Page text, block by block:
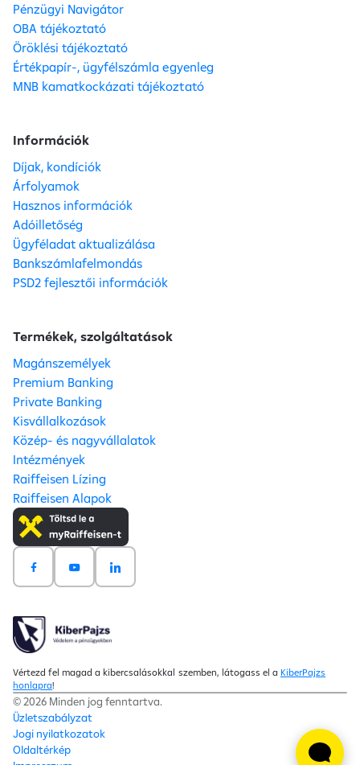
Pénzügyi Navigátor
OBA tájékoztató
Öröklési tájékoztató
Értékpapír-, ügyfélszámla egyenleg
MNB kamatkockázati tájékoztató
Információk
Díjak, kondíciók
Árfolyamok
Hasznos információk
Adóilletőség
Ügyféladat aktualizálása
Bankszámlafelmondás
PSD2 fejlesztői információk
Termékek, szolgáltatások
Magánszemélyek
Premium Banking
Private Banking
Kisvállalkozások
Közép- és nagyvállalatok
Intézmények
Raiffeisen Lízing
Raiffeisen Alapok
Vértezd fel magad a kibercsalásokkal szemben, látogass el a KiberPajzs
honlapra!
© 2026 Minden jog fenntartva.
Üzletszabályzat
Jogi nyilatkozatok
Oldaltérkép